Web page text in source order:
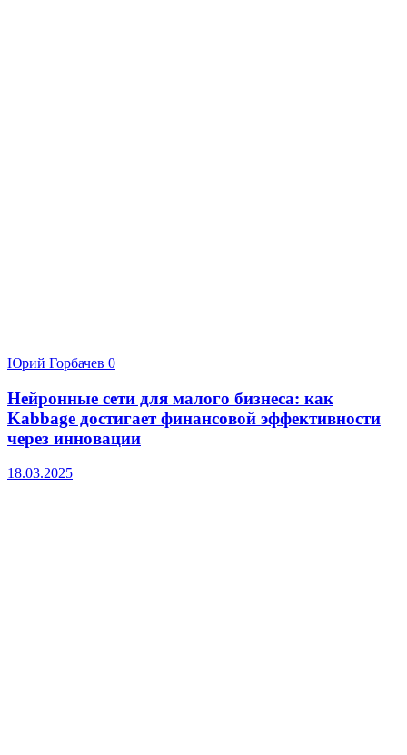
Юрий Горбачев 0
Нейронные сети для малого бизнеса: как
Kabbage достигает финансовой эффективности
через инновации
18.03.2025